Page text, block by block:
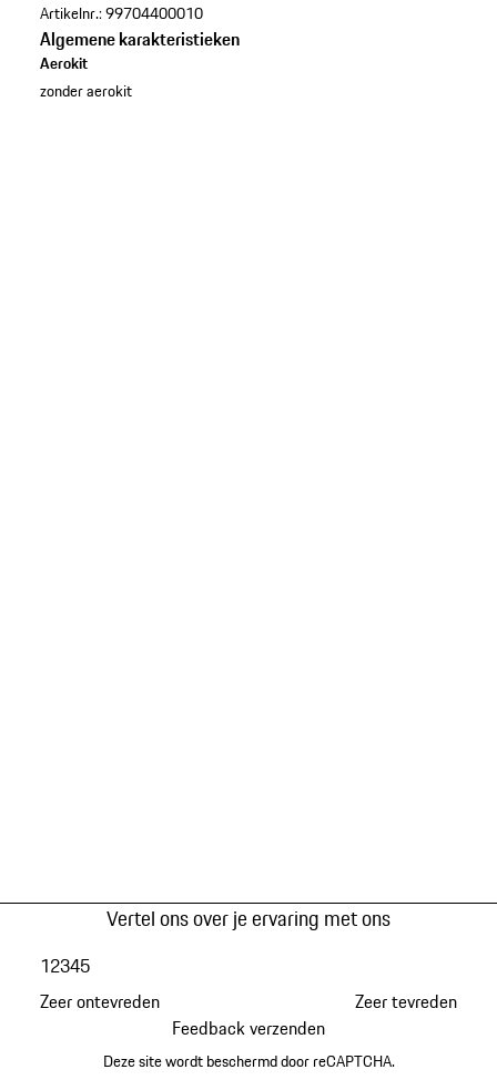
Artikelnr.:99704400010
Algemene karakteristieken
Aerokit
zonder aerokit
Vertel ons over je ervaring met ons
Zeer ontevreden
12345
Zeer tevreden
Feedback verzenden
Deze site wordt beschermd door reCAPTCHA.